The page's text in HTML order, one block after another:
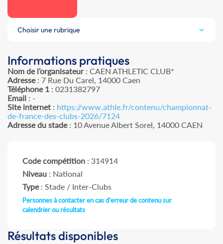
Choisir une rubrique
Informations pratiques
Nom de l’organisateur: CAEN ATHLETIC CLUB*
Adresse: 7 Rue Du Carel, 14000 Caen
Téléphone 1 : 0231382797
Email : -
Site internet : https://www.athle.fr/contenu/championnat-
de-france-des-clubs-2026/7124
Adresse du stade: 10 Avenue Albert Sorel, 14000 CAEN
Code compétition : 314914
Niveau : National
Type: Stade / Inter-Clubs
Personnes à contacter en cas d'erreur de contenu sur
calendrier ou résultats
Résultats disponibles